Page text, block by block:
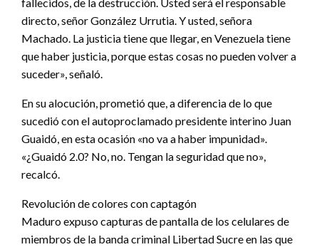
fallecidos, de la destrucción. Usted será el responsable
directo, señor González Urrutia. Y usted, señora
Machado. La justicia tiene que llegar, en Venezuela tiene
que haber justicia, porque estas cosas no pueden volver a
suceder», señaló.
En su alocución, prometió que, a diferencia de lo que
sucedió con el autoproclamado presidente interino Juan
Guaidó, en esta ocasión «no va a haber impunidad».
«¿Guaidó 2.0? No, no. Tengan la seguridad que no»,
recalcó.
Revolución de colores con captagón
Maduro expuso capturas de pantalla de los celulares de
miembros de la banda criminal Libertad Sucre en las que